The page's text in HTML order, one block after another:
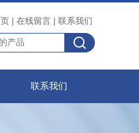
| 在线留言 | 联系我们
联系我们